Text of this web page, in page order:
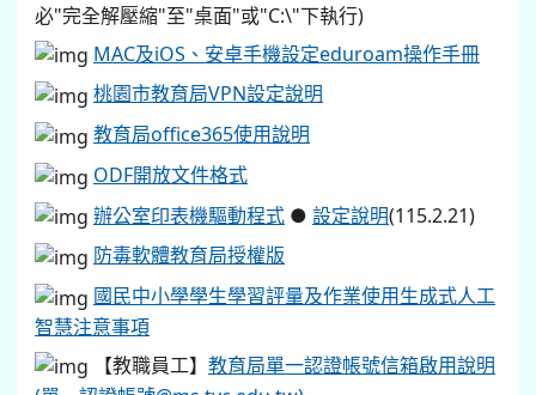
必"完全解壓縮"至"桌面"或"C:\"下執行)
MAC及iOS、安卓手機設定eduroam操作手冊
桃園市教育局VPN設定說明
教育局office365使用說明
ODF開放文件格式
辦公室印表機驅動程式 ● 設定說明(115.2.21)
防毒軟體教育局授權版
國民中小學學生學習評量及作業使用生成式人工
智慧注意事項
【教職員工】 教育局單一認證帳號信箱啟用說明